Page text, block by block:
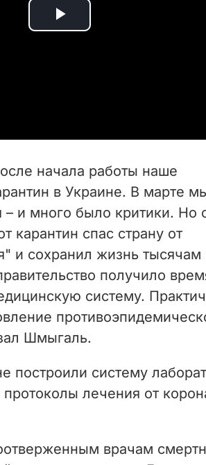
P
i
d
e
o
начала работы наше
в Украине. В марте
– и много было критики. Но
карантин спас страну от
и сохранил жизнь
получило
систему.
Шмыгаль.
построили систему
лечения от
врачам